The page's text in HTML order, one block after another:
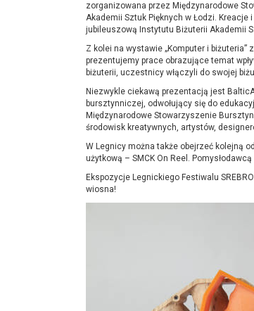
zorganizowana przez Międzynarodowe
Akademii Sztuk Pięknych w Łodzi.
jubileuszową Instytutu Biżuterii Akademii
Z kolei na wystawie „Komputer i
prezentujemy prace obrazujące temat
biżuterii, uczestnicy włączyli do swojej
Niezwykle ciekawą prezentacją jest
bursztynniczej, odwołujący się do
Międzynarodowe Stowarzyszenie
środowisk kreatywnych, artystów,
W Legnicy można także obejrzeć kolejną
użytkową – SMCK On Reel.
Ekspozycje Legnickiego Festiwalu
wiosna!